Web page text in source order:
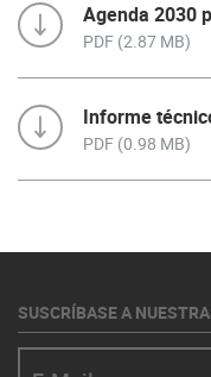
Agenda 2030
PDF (2.87 MB)
Informe
PDF (0.98 MB)
SUSCRÍBASE A